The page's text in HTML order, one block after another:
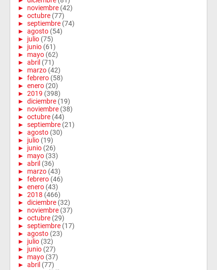
► noviembre (42)
► octubre (77)
► septiembre (74)
► agosto (54)
► julio (75)
► junio (61)
► mayo (62)
► abril (71)
► marzo (42)
► febrero (58)
► enero (20)
► 2019 (398)
► diciembre (19)
► noviembre (38)
► octubre (44)
► septiembre (21)
► agosto (30)
► julio (19)
► junio (26)
► mayo (33)
► abril (36)
► marzo (43)
► febrero (46)
► enero (43)
► 2018 (466)
► diciembre (32)
► noviembre (37)
► octubre (29)
► septiembre (17)
► agosto (23)
► julio (32)
► junio (27)
► mayo (37)
► abril (77)